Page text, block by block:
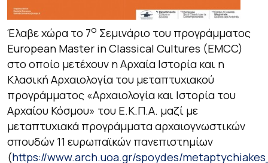
Έλαβε χώρα το 7ο Σεμινάριο του προγράμματος
European Master in Classical Cultures (EMCC)
στο οποίο μετέχουν η Αρχαία Ιστορία και η
Κλασική Αρχαιολογία του μεταπτυχιακού
προγράμματος «Αρχαιολογία και Ιστορία του
Αρχαίου Κόσμου» του Ε.Κ.Π.Α. μαζί με
μεταπτυχιακά προγράμματα αρχαιογνωστικών
σπουδών 11 ευρωπαϊκών πανεπιστημίων
(https://www.arch.uoa.gr/spoydes/